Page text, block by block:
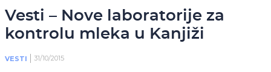
Vesti – Nove laboratorije za
kontrolu mleka u Kanjiži
VESTI 31/10/2015